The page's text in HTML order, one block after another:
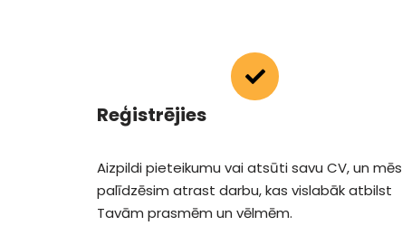
Reģistrējies
Aizpildi pieteikumu vai atsūti savu CV, un mēs
palīdzēsim atrast darbu, kas vislabāk atbilst
Tavām prasmēm un vēlmēm.